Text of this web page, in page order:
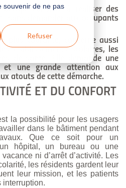
souvenir de ne pas
Refuser
consiste à réaliser des
sans demander aux occupants
plus courante, concerne aussi
établissements scolaires, les
de santé. Elle demande une
et une grande attention aux
atouts de cette démarche.
ET DU CONFORT
la possibilité pour les usagers
dans le bâtiment pendant
Que ce soit pour un
hôpital, un bureau ou une
ni d’arrêt d’activité. Les
les résidents gardent leur
leur mission, et les patients
interruption.